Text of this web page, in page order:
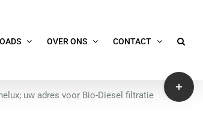
OVER ONS CONTACT
uw adres voor Bio-Diesel filtratie
Toggle
Sliding